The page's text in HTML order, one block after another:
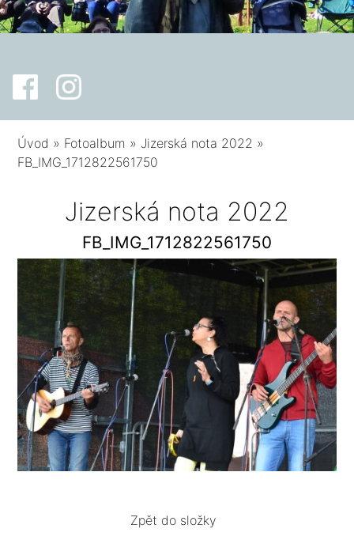
Úvod » Fotoalbum » Jizerská nota 2022 »
FB_IMG_1712822561750
Jizerská nota 2022
FB_IMG_1712822561750
Zpět do složky